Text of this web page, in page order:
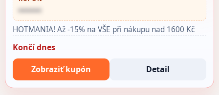
••••••
HOTMANIA! Až -15% na VŠE při nákupu nad 1600 Kč
Končí dnes
Zobraziť kupón Detail